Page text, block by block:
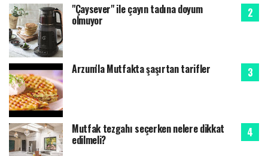
"Çaysever" ile çayın tadına doyum
olmuyor
Arzum'la Mutfakta şaşırtan tarifler
Mutfak tezgahı seçerken nelere dikkat
edilmeli?